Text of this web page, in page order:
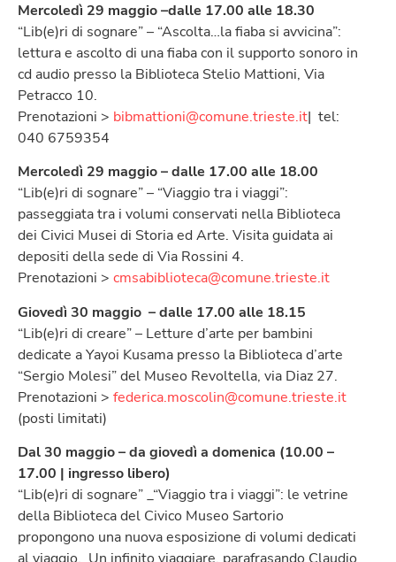
Mercoledì 29 maggio –dalle 17.00 alle 18.30
“Lib(e)ri di sognare” – “Ascolta…la fiaba si avvicina”:
lettura e ascolto di una fiaba con il supporto sonoro in
cd audio presso la Biblioteca Stelio Mattioni, Via
Petracco 10.
Prenotazioni > bibmattioni@comune.trieste.it| tel:
040 6759354
Mercoledì 29 maggio – dalle 17.00 alle 18.00
“Lib(e)ri di sognare” – “Viaggio tra i viaggi”:
passeggiata tra i volumi conservati nella Biblioteca
dei Civici Musei di Storia ed Arte. Visita guidata ai
depositi della sede di Via Rossini 4.
Prenotazioni > cmsabiblioteca@comune.trieste.it
Giovedì 30 maggio – dalle 17.00 alle 18.15
“Lib(e)ri di creare” – Letture d’arte per bambini
dedicate a Yayoi Kusama presso la Biblioteca d’arte
“Sergio Molesi” del Museo Revoltella, via Diaz 27.
Prenotazioni > federica.moscolin@comune.trieste.it
(posti limitati)
Dal 30 maggio – da giovedì a domenica (10.00 –
17.00 | ingresso libero)
“Lib(e)ri di sognare” _“Viaggio tra i viaggi”: le vetrine
della Biblioteca del Civico Museo Sartorio
propongono una nuova esposizione di volumi dedicati